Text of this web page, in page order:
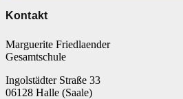
Kontakt
Marguerite Friedlaender
Gesamtschule
Ingolstädter Straße 33
06128 Halle (Saale)